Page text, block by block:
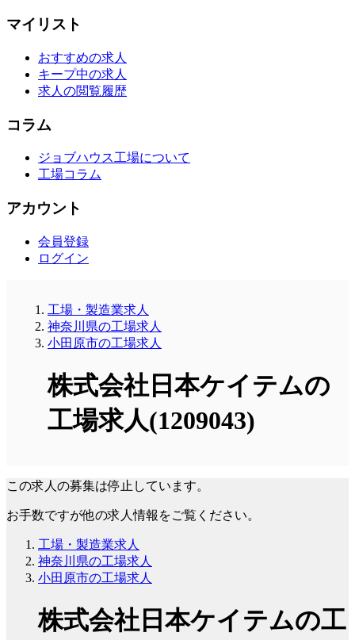
マイリスト
おすすめの求人
キープ中の求人
求人の閲覧履歴
コラム
ジョブハウス工場について
工場コラム
アカウント
会員登録
ログイン
工場・製造業求人
神奈川県の工場求人
小田原市の工場求人
株式会社日本ケイテムの
工場求人(1209043)
この求人の募集は停止しています。
お手数ですが他の求人情報をご覧ください。
工場・製造業求人
神奈川県の工場求人
小田原市の工場求人
株式会社日本ケイテムの工